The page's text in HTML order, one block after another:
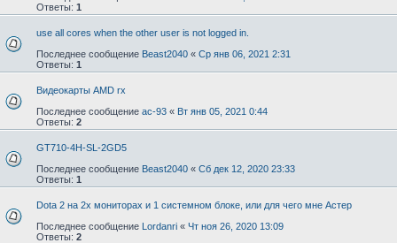
Ответы: 1
use all cores when the other user is not logged in.
Последнее сообщение Beast2040 « Ср янв 06, 2021 2:31
Ответы: 1
Видеокарты AMD rx
Последнее сообщение ac-93 « Вт янв 05, 2021 0:44
Ответы: 2
GT710-4H-SL-2GD5
Последнее сообщение Beast2040 « Сб дек 12, 2020 23:33
Ответы: 1
Dota 2 на 2х мониторах и 1 системном блоке, или для чего мне Астер
Последнее сообщение Lordanri « Чт ноя 26, 2020 13:09
Ответы: 2